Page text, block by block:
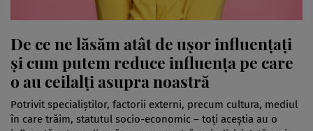
De ce ne lăsăm atât de ușor influențați
și cum putem reduce influența pe care
o au ceilalți asupra noastră
Potrivit specialiștilor, factorii externi, precum cultura, mediul
în care trăim, statutul socio-economic – toți aceștia au o